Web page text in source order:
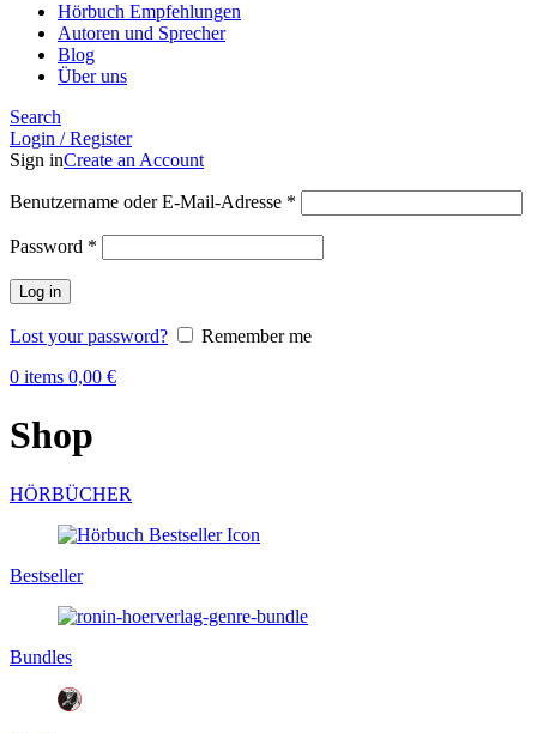
Hörbuch Empfehlungen
Autoren und Sprecher
Blog
Über uns
Search
Login / Register
Sign inCreate an Account
Benutzername oder E-Mail-Adresse *
Password *
Log in
Lost your password?
Remember me
0 items 0,00 €
Shop
HÖRBÜCHER
Bestseller
Bundles